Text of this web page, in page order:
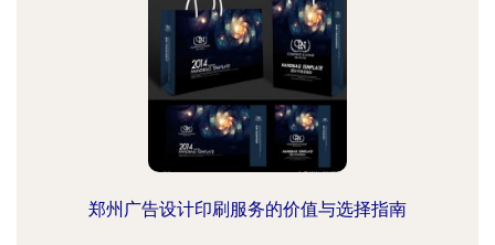
郑州广告设计印刷服务的价值与选择指南